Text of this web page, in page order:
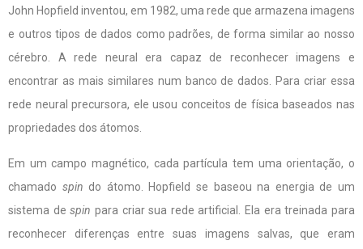
John Hopfield inventou, em 1982, uma rede que armazena imagens
e outros tipos de dados como padrões, de forma similar ao nosso
cérebro. A rede neural era capaz de reconhecer imagens e
encontrar as mais similares num banco de dados. Para criar essa
rede neural precursora, ele usou conceitos de física baseados nas
propriedades dos átomos.
Em um campo magnético, cada partícula tem uma orientação, o
chamado spin do átomo. Hopfield se baseou na energia de um
sistema despin para criar sua rede artificial. Ela era treinada para
reconhecer diferenças entre suas imagens salvas, que eram